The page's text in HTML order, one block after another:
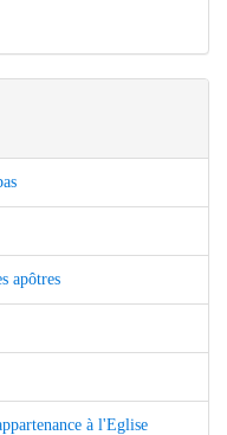
apôtres
à l'Eglise